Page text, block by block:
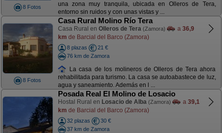
8 Fotos
una zona muy tranquila, ubicada en Olleros de Tera,
entorno sin ruidos y con unas vistas y ...
8 Fotos
Casa Rural Molino Río Tera
Casa Rural en Olleros de Tera (Zamora) a 36,9
km de Barcial del Barco (Zamora)
8 plazas
21 €
76 km de Zamora
La casa de los molineros de Olleros de Tera ahora
rehabilitada para turismo. La casa se autoabastece de luz,
agua y saneamiento. Además en l ...
Posada Real El Molino de Losacio
Hostal Rural en Losacio de Alba (Zamora) a 39,1
km de Barcial del Barco (Zamora)
32 plazas
30 €
37 km de Zamora